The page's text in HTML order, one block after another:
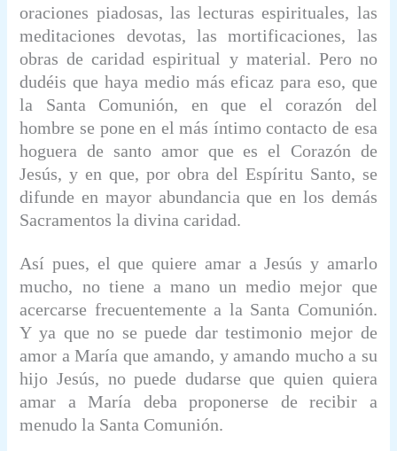
oraciones piadosas, las lecturas espirituales, las
meditaciones devotas, las mortificaciones, las
obras de caridad espiritual y material. Pero no
dudéis que haya medio más eficaz para eso, que
la Santa Comunión, en que el corazón del
hombre se pone en el más íntimo contacto de esa
hoguera de santo amor que es el Corazón de
Jesús, y en que, por obra del Espíritu Santo, se
difunde en mayor abundancia que en los demás
Sacramentos la divina caridad.
Así pues, el que quiere amar a Jesús y amarlo
mucho, no tiene a mano un medio mejor que
acercarse frecuentemente a la Santa Comunión.
Y ya que no se puede dar testimonio mejor de
amor a María que amando, y amando mucho a su
hijo Jesús, no puede dudarse que quien quiera
amar a María deba proponerse de recibir a
menudo la Santa Comunión.